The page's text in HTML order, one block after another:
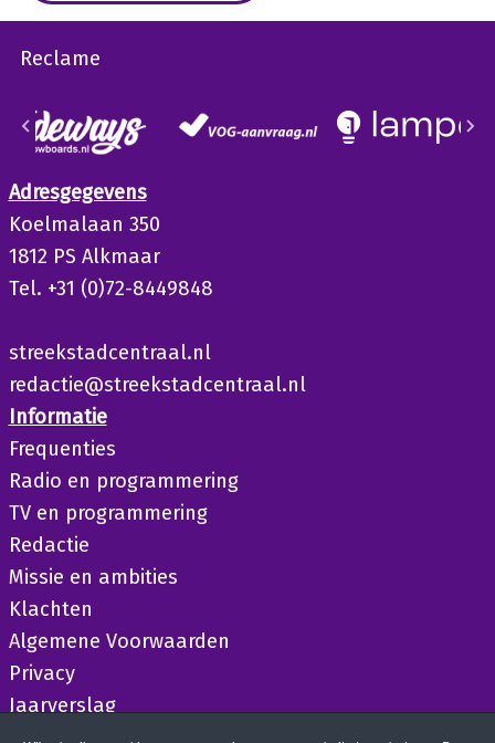
Reclame
Adresgegevens
Koelmalaan 350
1812 PS Alkmaar
Tel. +31 (0)72-8449848
streekstadcentraal.nl
redactie@streekstadcentraal.nl
Informatie
Frequenties
Radio en programmering
TV en programmering
Redactie
Missie en ambities
Klachten
Algemene Voorwaarden
Privacy
Jaarverslag